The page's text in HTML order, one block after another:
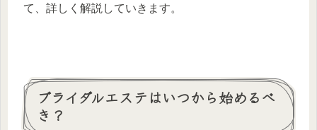
て、詳しく解説していきます。
ブライダルエステはいつから始めるべ
き？